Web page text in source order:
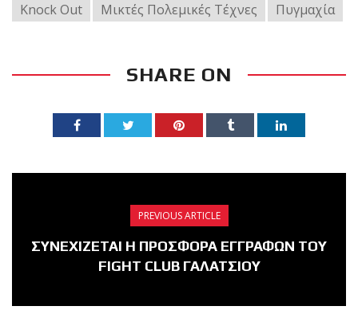
Knock Out
Μικτές Πολεμικές Τέχνες Πυγμαχία
SHARE ON
PREVIOUS ARTICLE
ΣΥΝΕΧΙΖΕΤΑΙ Η ΠΡΟΣΦΟΡΑ ΕΓΓΡΑΦΩΝ ΤΟΥ
FIGHT CLUB ΓΑΛΑΤΣΙΟΥ